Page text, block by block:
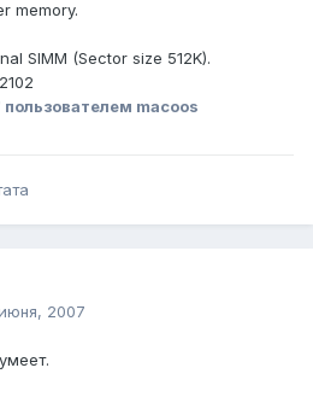
memory.
SIMM (Sector size 512K).
пользователем macoos
2007